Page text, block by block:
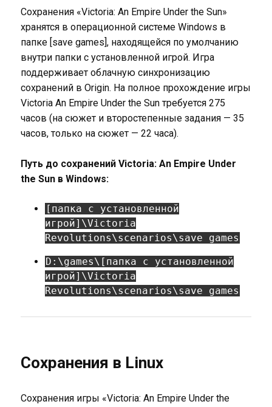
Сохранения «Victoria: An Empire Under the Sun»
хранятся в операционной системе Windows в
папке [save games], находящейся по умолчанию
внутри папки с установленной игрой. Игра
поддерживает облачную синхронизацию
сохранений в Origin. На полное прохождение игры
Victoria An Empire Under the Sun требуется 275
часов (на сюжет и второстепенные задания — 35
часов, только на сюжет — 22 часа).
Путь до сохранений Victoria: An Empire Under
the Sun в Windows:
[папка с установленной
игрой]\Victoria
Revolutions\scenarios\save games
D:\games\[папка с установленной
игрой]\Victoria
Revolutions\scenarios\save games
Сохранения в Linux
Сохранения игры «Victoria: An Empire Under the